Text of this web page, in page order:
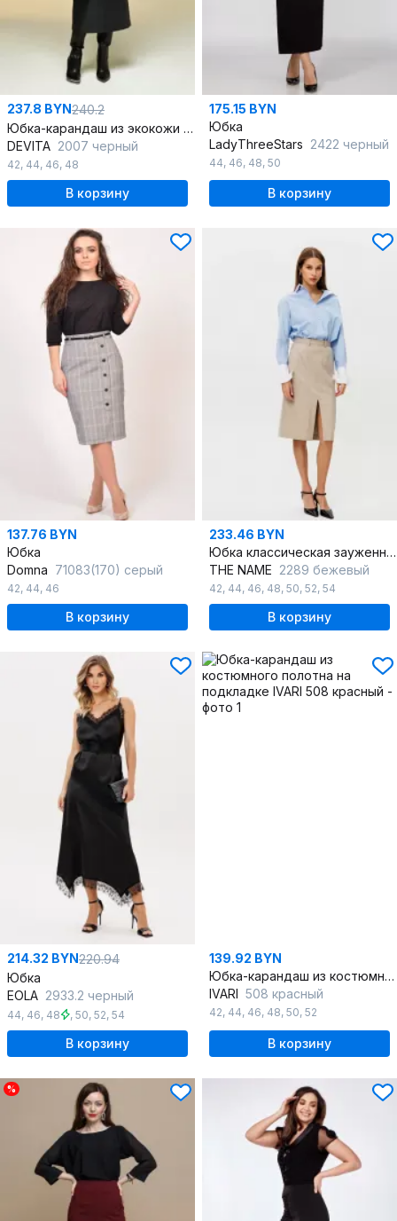
237.8 BYN240.2
Юбка-карандаш из экокожи с разрезом и подкладкой
DEVITA 2007 черный
42, 44, 46, 48
В корзину
175.15 BYN
Юбка
LadyThreeStars 2422 черный
44, 46, 48, 50
В корзину
137.76 BYN
Юбка
Domna 71083(170) серый
42, 44, 46
В корзину
233.46 BYN
Юбка классическая зауженная на притачном поясе и разрезом
THE NAME 2289 бежевый
42, 44, 46, 48, 50, 52, 54
В корзину
214.32 BYN220.94
Юбка
EOLA 2933.2 черный
44, 46, 48 , 50, 52, 54
В корзину
139.92 BYN
Юбка-карандаш из костюмного полотна на подкладке
IVARI 508 красный
42, 44, 46, 48, 50, 52
В корзину
%